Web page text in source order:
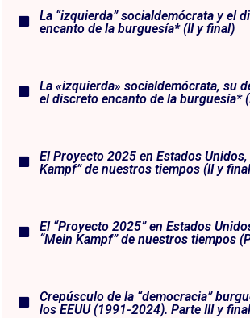
La “izquierda” socialdemócrata y el
encanto de la burguesía* (II y final)
La «izquierda» socialdemócrata, su
el discreto encanto de la burguesía*
El Proyecto 2025 en Estados Unidos,
Kampf” de nuestros tiempos (II y
El “Proyecto 2025” en Estados
“Mein Kampf” de nuestros tiempos
Crepúsculo de la “democracia”
los EEUU (1991-2024). Parte III y